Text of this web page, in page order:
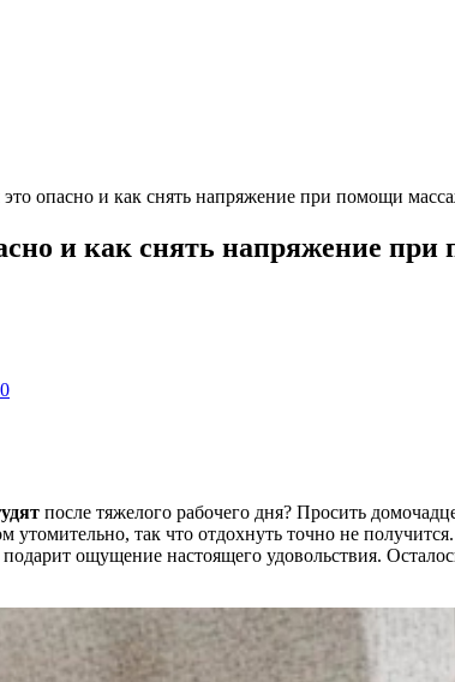
опасно и как снять напряжение при помощи
и как снять напряжение
0
после тяжелого рабочего дня? Просить
утомительно, так что отдохнуть точно не
ощущение настоящего удовольствия.